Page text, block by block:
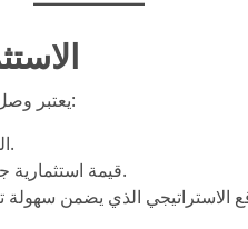
يعتبر وصل غيت خيارًا ممتازًا للاستثمار العقاري لعدة أسباب:
الطلب المستمر على العقارات الفاخرة في دبي.
قيمة استثمارية جيدة مع إمكانية زيادة العائد على المدى الطويل.